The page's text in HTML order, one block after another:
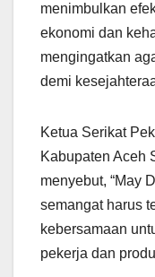
menimbulkan
ekonomi dan
mengingatkan
demi
Ketua Serikat
Kabupaten Aceh
menyebut, “May
semangat harus
kebersamaan
pekerja dan